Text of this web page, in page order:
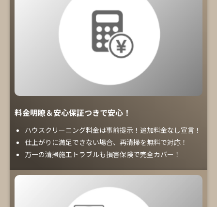
料金明瞭＆安心保証つきで安心！
ハウスクリーニング料金は事前提示！追加料金なし宣言！
仕上がりに満足できない場合、再清掃を無料で対応！
万一の清掃施工トラブルも損害保険で完全カバー！